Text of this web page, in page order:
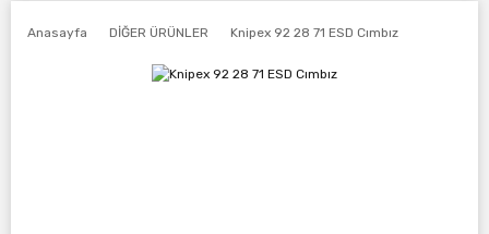
Anasayfa DİĞER ÜRÜNLER Knipex 92 28 71 ESD Cımbız